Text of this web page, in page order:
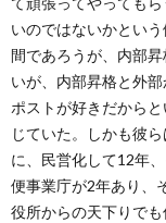
いのではないかとい
間であろうが、内部
いが、内部昇格と外
ポストが好きだから
じていた。しかも彼
に、民営化して12年
便事業庁が2年あり、
役所からの天下りでも